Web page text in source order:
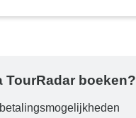
TourRadar boeken?